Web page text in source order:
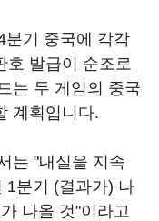
분기 중국에 각각
호 발급이 순조로
는 두 게임의 중국
계획입니다.
는 "내실을 지속
1분기 (결과가) 나
나올 것"이라고